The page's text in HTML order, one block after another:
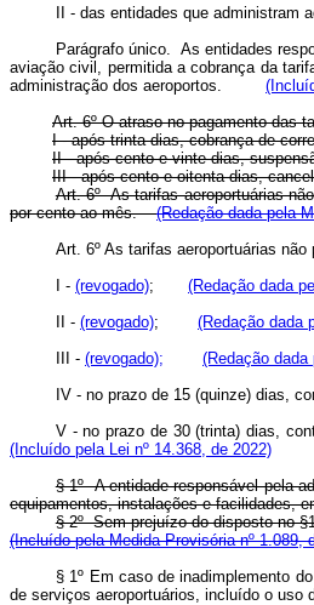
II - das entidades que
Parágrafo único. As entidades
aviação civil, permitida a cobrança da
administração dos aeroportos.
Art. 6º O atraso no pagamento das
I - após trinta dias, cobrança de
II - após cento e vinte dias,
III - após cento e oitenta dias,
Art. 6º As tarifas aeroportuárias
por cento ao mês.(Redação dada pela
Art. 6º As tarifas aeroportuárias
I - (revogado); (Redação dada
II - (revogado); (Redação dada
III - (revogado);
(Redação dada
IV - no prazo de 15 (quinze) dias,
V - no prazo de 30 (trinta) dias,
(Incluído pela Lei nº 14.368, de 2022)
§ 1º A entidade responsável pela
equipamentos, instalações e facilidades,
§ 2º Sem prejuízo do disposto no
(Incluído pela Medida Provisória nº 1.089,
§ 1º Em caso de inadimplemento
de serviços aeroportuários, incluído o